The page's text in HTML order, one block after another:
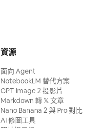
資源
面向 Agent
NotebookLM 替代方案
GPT Image 2 投影片
Markdown 轉 𝕏 文章
Nano Banana 2 與 Pro 對比
AI 修圖工具